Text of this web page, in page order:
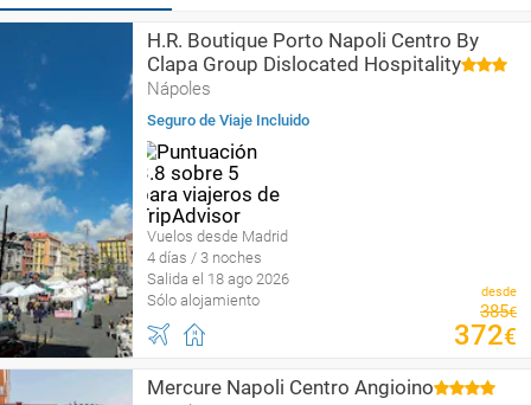
H.R. Boutique Porto Napoli Centro By
Clapa Group Dislocated Hospitality
Nápoles
Seguro de Viaje Incluido
Vuelos desde Madrid
4 días / 3 noches
Salida el 18 ago 2026
Sólo alojamiento
desde
385€
372€
Mercure Napoli Centro Angioino